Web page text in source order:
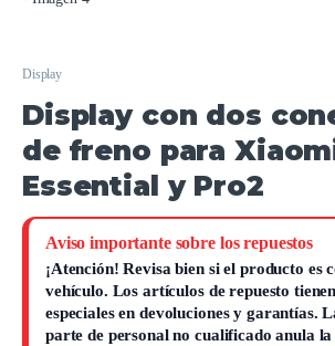
Display
Display con dos
de freno para
Essential y Pro2
Aviso importante sobre los repuestos
¡Atención!Revisa bien si el producto es
vehículo. Los artículos de repuesto
especiales en devoluciones y garantías.
parte de personal no cualificado anula